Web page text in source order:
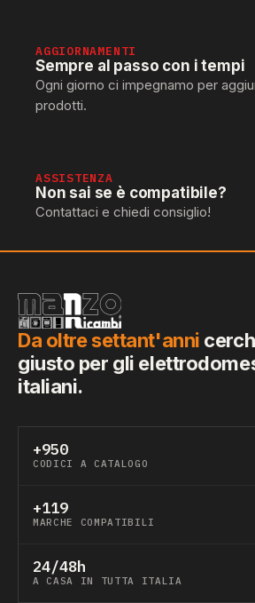
AGGIORNAMENTI
Sempre al passo con i tempi
Ogni giorno ci impegnamo per
prodotti.
ASSISTENZA
Non sai se è compatibile?
Contattaci e chiedi consiglio!
Da oltre settant'anni
giusto per gli
italiani.
+950
CODICI A CATALOGO
+119
MARCHE COMPATIBILI
24/48h
A CASA IN TUTTA ITALIA